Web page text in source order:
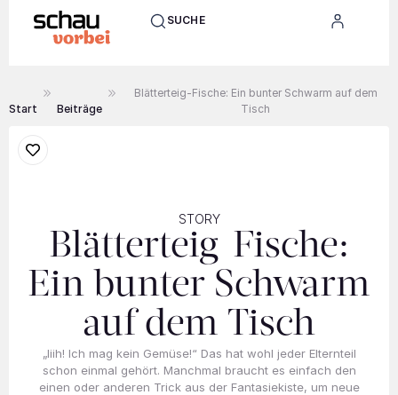
SUCHE
Start Beiträge
Blätterteig-Fische: Ein bunter Schwarm auf dem
Tisch
STORY
Blätterteig-Fische:
Ein bunter Schwarm
auf dem Tisch
„Iiih! Ich mag kein Gemüse!“ Das hat wohl jeder Elternteil
schon einmal gehört. Manchmal braucht es einfach den
einen oder anderen Trick aus der Fantasiekiste, um neue